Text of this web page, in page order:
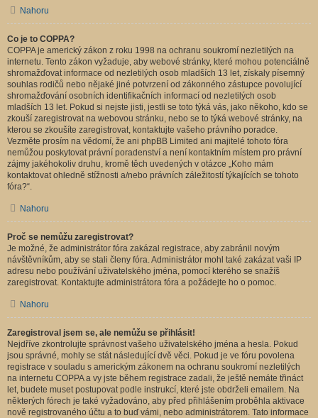
Nahoru
Co je to COPPA?
COPPA je americký zákon z roku 1998 na ochranu soukromí nezletilých na
internetu. Tento zákon vyžaduje, aby webové stránky, které mohou potenciálně
shromažďovat informace od nezletilých osob mladších 13 let, získaly písemný
souhlas rodičů nebo nějaké jiné potvrzení od zákonného zástupce povolující
shromažďování osobních identifikačních informací od nezletilých osob
mladších 13 let. Pokud si nejste jisti, jestli se toto týká vás, jako někoho, kdo se
zkouší zaregistrovat na webovou stránku, nebo se to týká webové stránky, na
kterou se zkoušíte zaregistrovat, kontaktujte vašeho právního poradce.
Vezměte prosím na vědomí, že ani phpBB Limited ani majitelé tohoto fóra
nemůžou poskytovat právní poradenství a není kontaktním místem pro právní
zájmy jakéhokoliv druhu, kromě těch uvedených v otázce „Koho mám
kontaktovat ohledně stížnosti a/nebo právních záležitostí týkajících se tohoto
fóra?“.
Nahoru
Proč se nemůžu zaregistrovat?
Je možné, že administrátor fóra zakázal registrace, aby zabránil novým
návštěvníkům, aby se stali členy fóra. Administrátor mohl také zakázat vaši IP
adresu nebo používání uživatelského jména, pomocí kterého se snažíš
zaregistrovat. Kontaktujte administrátora fóra a požádejte ho o pomoc.
Nahoru
Zaregistroval jsem se, ale nemůžu se přihlásit!
Nejdříve zkontrolujte správnost vašeho uživatelského jména a hesla. Pokud
jsou správné, mohly se stát následující dvě věci. Pokud je ve fóru povolena
registrace v souladu s americkým zákonem na ochranu soukromí nezletilých
na internetu COPPA a vy jste během registrace zadali, že ještě nemáte třináct
let, budete muset postupovat podle instrukcí, které jste obdrželi emailem. Na
některých fórech je také vyžadováno, aby před přihlášením proběhla aktivace
nově registrovaného účtu a to buď vámi, nebo administrátorem. Tato informace